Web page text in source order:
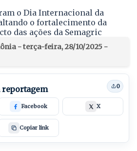
o Dia Internacional da
o fortalecimento da
das ações da Semagric
- terça-feira, 28/10/2025 -
reportagem 0
Facebook X
Copiar link